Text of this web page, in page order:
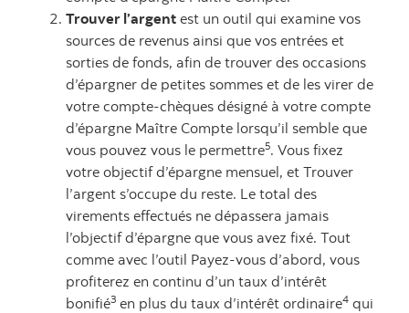
Trouver l’argent est un outil qui examine vos
sources de revenus ainsi que vos entrées et
sorties de fonds, afin de trouver des occasions
d’épargner de petites sommes et de les virer de
votre compte-chèques désigné à votre compte
d’épargne Maître Compte lorsqu’il semble que
vous pouvez vous le permettre5. Vous fixez
votre objectif d’épargne mensuel, et Trouver
l’argent s’occupe du reste. Le total des
virements effectués ne dépassera jamais
l’objectif d’épargne que vous avez fixé. Tout
comme avec l’outil Payez-vous d’abord, vous
profiterez en continu d’un taux d’intérêt
bonifié3 en plus du taux d’intérêt ordinaire4 qui